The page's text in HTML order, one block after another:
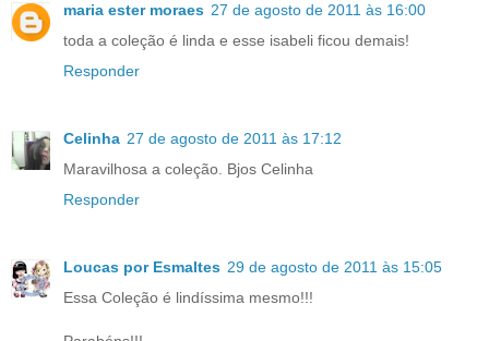
maria ester moraes 27 de agosto de 2011 às 16:00
toda a coleção é linda e esse isabeli ficou demais!
Responder
Celinha 27 de agosto de 2011 às 17:12
Maravilhosa a coleção. Bjos Celinha
Responder
Loucas por Esmaltes 29 de agosto de 2011 às 15:05
Essa Coleção é lindíssima mesmo!!!